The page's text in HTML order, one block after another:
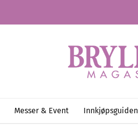
Messer & Event Innkjøpsguiden